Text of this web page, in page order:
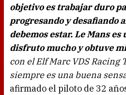
objetivo es trabajar duro
progresando y desafiando
debemos estar. Le Mans es
disfruto mucho y obtuve
con el Elf Marc VDS Racing
siempre es una buena
afirmado el piloto de 32